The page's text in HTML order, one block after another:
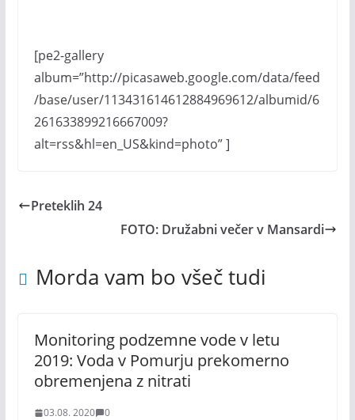
[pe2-gallery
album=”http://picasaweb.google.com/data/feed
/base/user/113431614612884969612/albumid/6
261633899216667009?
alt=rss&hl=en_US&kind=photo” ]
Preteklih 24
FOTO: Družabni večer v Mansardi
Morda vam bo všeč tudi
Monitoring podzemne vode v letu
2019: Voda v Pomurju prekomerno
obremenjena z nitrati
03.08. 2020 0